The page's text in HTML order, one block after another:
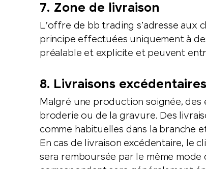
7. Zone de livraison
L’offre de bb trading s’adresse aux
principe effectuées uniquement à
préalable et explicite et peuvent
8. Livraisons
Malgré une production soignée, des
broderie ou de la gravure. Des
comme habituelles dans la branche
En cas de livraison excédentaire, le
sera remboursée par le même